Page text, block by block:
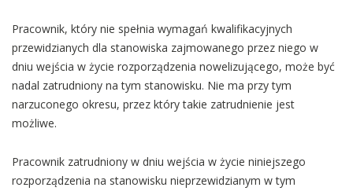
Pracownik, który nie spełnia wymagań kwalifikacyjnych
przewidzianych dla stanowiska zajmowanego przez niego w
dniu wejścia w życie rozporządzenia nowelizującego, może być
nadal zatrudniony na tym stanowisku. Nie ma przy tym
narzuconego okresu, przez który takie zatrudnienie jest
możliwe.
Pracownik zatrudniony w dniu wejścia w życie niniejszego
rozporządzenia na stanowisku nieprzewidzianym w tym